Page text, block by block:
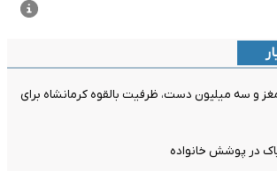
و سه میلیون دست، ظرفیت بالقوه کرمانشاه برای